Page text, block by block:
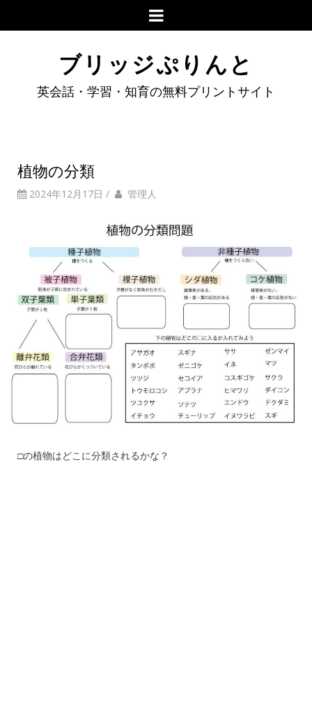
ブリッジぷりんと
英会話・学習・知育の無料プリントサイト
植物の分類
2024年12月17日 / 管理人
□の植物はどこに分類されるかな？